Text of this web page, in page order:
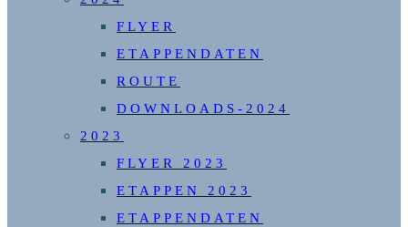
FLYER
ETAPPENDATEN
ROUTE
DOWNLOADS-2024
2023
FLYER 2023
ETAPPEN 2023
ETAPPENDATEN